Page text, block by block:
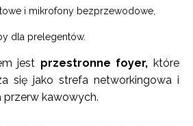
i mikrofony bezprzewodowe,
dla prelegentów.
jest przestronne foyer, które
się jako strefa networkingowa i
przerw kawowych.